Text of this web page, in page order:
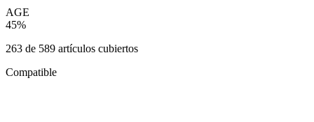
AGE
45%
263 de 589 artículos cubiertos
Compatible